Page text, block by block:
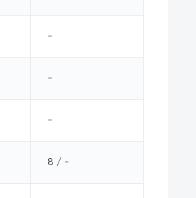
-
-
-
8 / -